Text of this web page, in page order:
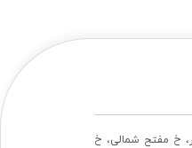
خ مفتح شمالی، خ